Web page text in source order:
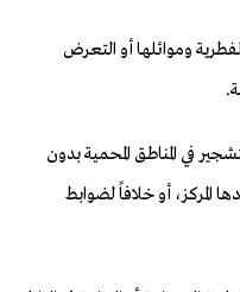
وموائلها أو التعرض
في المناطق المحمية بدون
المركز، أو خلافاً لضوابط